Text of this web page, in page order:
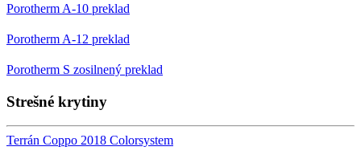
Porotherm A-10 preklad
Porotherm A-12 preklad
Porotherm S zosilnený preklad
Strešné krytiny
Terrán Coppo 2018 Colorsystem